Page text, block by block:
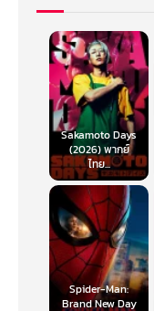
Sakamoto Days
(2026) พากย์
ไทย...
Spider-Man:
Brand New Day